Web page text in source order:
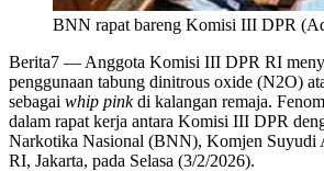
BNN rapat bareng Komisi III DPR
Berita7 — Anggota Komisi III DPR RI
penggunaan tabung dinitrous oxide (N2O)
sebagai whip pinkdi kalangan remaja.
dalam rapat kerja antara Komisi III DPR
Narkotika Nasional (BNN), Komjen Suyudi
RI, Jakarta, pada Selasa (3/2/2026).